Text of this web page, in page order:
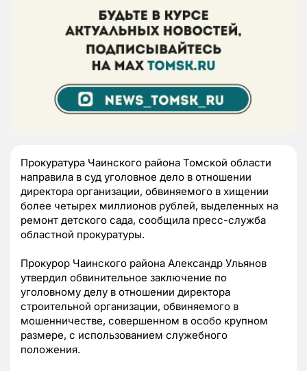
Прокуратура Чаинского района Томской области
направила в суд уголовное дело в отношении
директора организации, обвиняемого в хищении
более четырех миллионов рублей, выделенных на
ремонт детского сада, сообщила пресс-служба
областной прокуратуры.
Прокурор Чаинского района Александр Ульянов
утвердил обвинительное заключение по
уголовному делу в отношении директора
строительной организации, обвиняемого в
мошенничестве, совершенном в особо крупном
размере, с использованием служебного
положения.